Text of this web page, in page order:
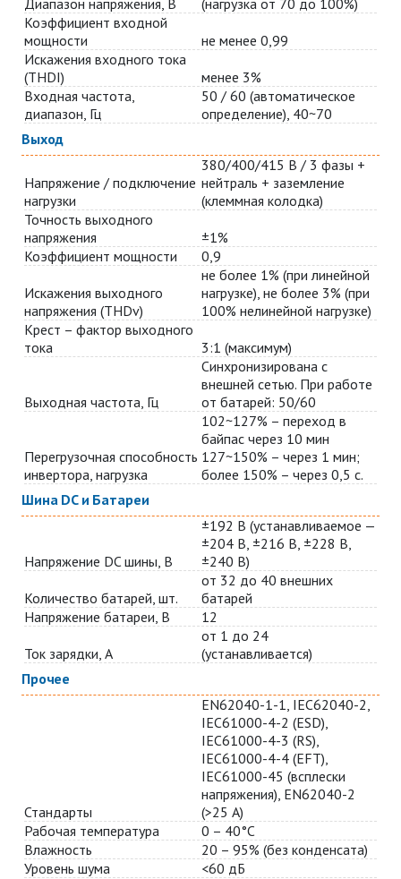
Диапазон напряжения, В
(нагрузка от 70 до 100%)
Коэффициент входной
мощности
не менее 0,99
Искажения входного тока
(THDI)
менее 3%
Входная частота,
диапазон, Гц
50 / 60 (автоматическое
определение), 40~70
Выход
Напряжение / подключение
нагрузки
380/400/415 В / 3 фазы +
нейтраль + заземление
(клеммная колодка)
Точность выходного
напряжения
±1%
Коэффициент мощности
0,9
Искажения выходного
напряжения (THDv)
не более 1% (при линейной
нагрузке), не более 3% (при
100% нелинейной нагрузке)
Крест – фактор выходного
тока
3:1 (максимум)
Выходная частота, Гц
Синхронизирована с
внешней сетью. При работе
от батарей: 50/60
Перегрузочная способность
инвертора, нагрузка
102~127% – переход в
байпас через 10 мин
127~150% – через 1 мин;
более 150% – через 0,5 с.
Шина DC и Батареи
Напряжение DC шины, В
±192 В (устанавливаемое —
±204 В, ±216 В, ±228 В,
±240 В)
Количество батарей, шт.
от 32 до 40 внешних
батарей
Напряжение батареи, В
12
Ток зарядки, А
от 1 до 24
(устанавливается)
Прочее
Стандарты
EN62040-1-1, IEC62040-2,
IEC61000-4-2 (ESD),
IEC61000-4-3 (RS),
IEC61000-4-4 (EFT),
IEC61000-45 (всплески
напряжения), EN62040-2
(>25 А)
Рабочая температура
0 – 40°С
Влажность
20 – 95% (без конденсата)
Уровень шума
<60 дБ